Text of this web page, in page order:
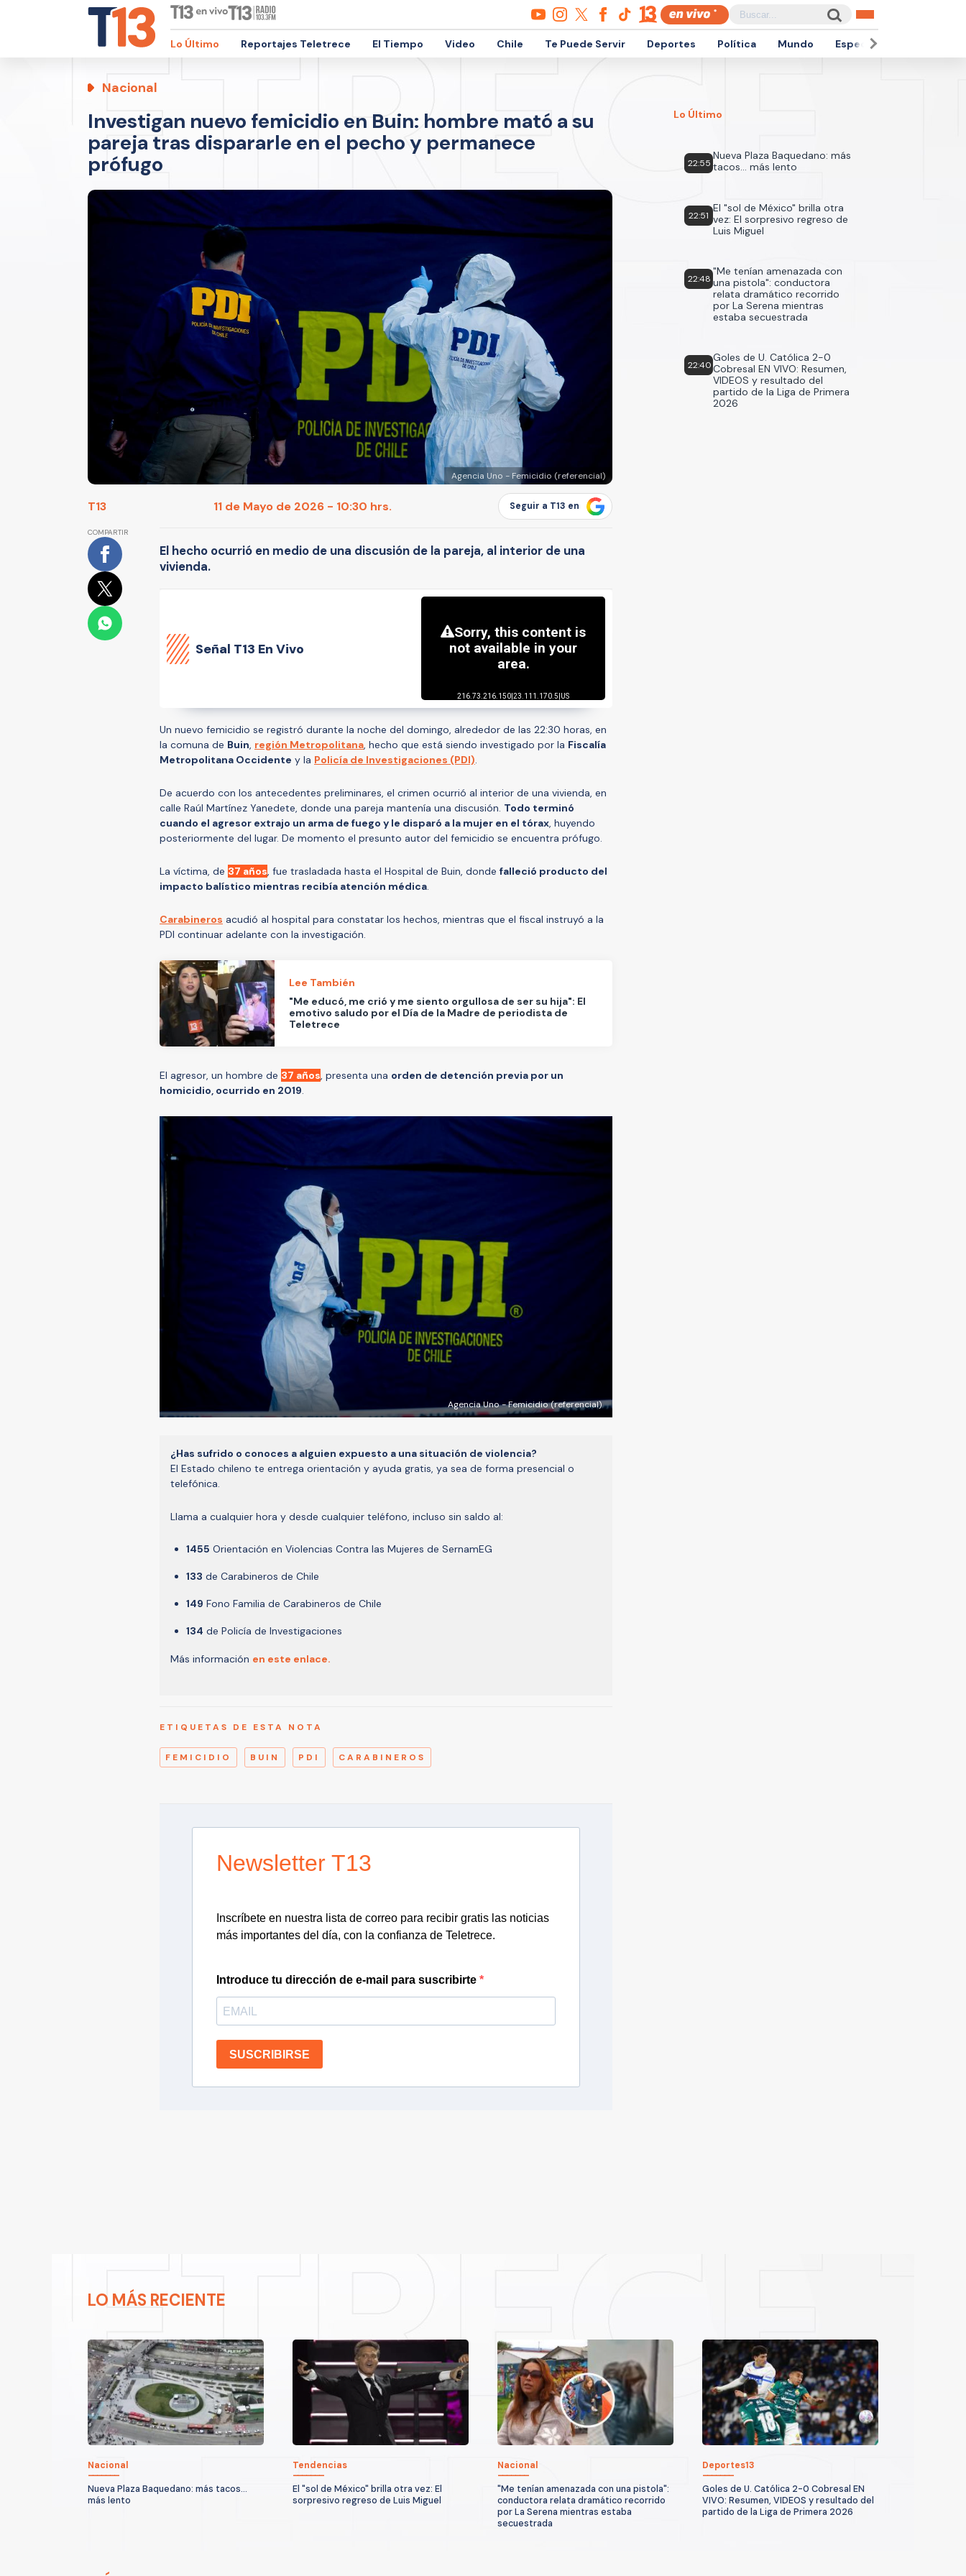
Lo Último Reportajes Teletrece El Tiempo Video Chile Te Puede Servir Deportes Política Mundo Espectáculos
Nacional
Investigan nuevo femicidio en Buin: hombre mató a su
pareja tras dispararle en el pecho y permanece
prófugo
Agencia Uno - Femicidio (referencial)
T13 11 de Mayo de 2026 - 10:30 hrs. Seguir a T13 en
COMPARTIR
El hecho ocurrió en medio de una discusión de la pareja, al interior de una
vivienda.
Señal T13 En Vivo
Un nuevo femicidio se registró durante la noche del domingo, alrededor de las 22:30 horas, en
la comuna de Buin, región Metropolitana, hecho que está siendo investigado por la Fiscalía
Metropolitana Occidente y la Policía de Investigaciones (PDI).
De acuerdo con los antecedentes preliminares, el crimen ocurrió al interior de una vivienda, en
calle Raúl Martínez Yanedete, donde una pareja mantenía una discusión. Todo terminó
cuando el agresor extrajo un arma de fuego y le disparó a la mujer en el tórax, huyendo
posteriormente del lugar. De momento el presunto autor del femicidio se encuentra prófugo.
La víctima, de 37 años, fue trasladada hasta el Hospital de Buin, donde falleció producto del
impacto balístico mientras recibía atención médica.
Carabineros acudió al hospital para constatar los hechos, mientras que el fiscal instruyó a la
PDI continuar adelante con la investigación.
Lee También
"Me educó, me crió y me siento orgullosa de ser su hija": El
emotivo saludo por el Día de la Madre de periodista de
Teletrece
El agresor, un hombre de 37 años, presenta una orden de detención previa por un
homicidio, ocurrido en 2019.
Agencia Uno - Femicidio (referencial)
¿Has sufrido o conoces a alguien expuesto a una situación de violencia?
El Estado chileno te entrega orientación y ayuda gratis, ya sea de forma presencial o
telefónica.
Llama a cualquier hora y desde cualquier teléfono, incluso sin saldo al:
1455 Orientación en Violencias Contra las Mujeres de SernamEG
133 de Carabineros de Chile
149 Fono Familia de Carabineros de Chile
134 de Policía de Investigaciones
Más información en este enlace.
ETIQUETAS DE ESTA NOTA
FEMICIDIO BUIN PDI CARABINEROS
Newsletter T13
Inscríbete en nuestra lista de correo para recibir gratis las noticias
más importantes del día, con la confianza de Teletrece.
Introduce tu dirección de e-mail para suscribirte
SUSCRIBIRSE
Lo Último
22:55
Nueva Plaza Baquedano: más
tacos... más lento
22:51
El "sol de México" brilla otra
vez: El sorpresivo regreso de
Luis Miguel
22:48
"Me tenían amenazada con
una pistola": conductora
relata dramático recorrido
por La Serena mientras
estaba secuestrada
22:40
Goles de U. Católica 2-0
Cobresal EN VIVO: Resumen,
VIDEOS y resultado del
partido de la Liga de Primera
2026
LO MÁS RECIENTE
Nacional
Nueva Plaza Baquedano: más tacos...
más lento
Tendencias
El "sol de México" brilla otra vez: El
sorpresivo regreso de Luis Miguel
Nacional
"Me tenían amenazada con una pistola":
conductora relata dramático recorrido
por La Serena mientras estaba
secuestrada
Deportes13
Goles de U. Católica 2-0 Cobresal EN
VIVO: Resumen, VIDEOS y resultado del
partido de la Liga de Primera 2026